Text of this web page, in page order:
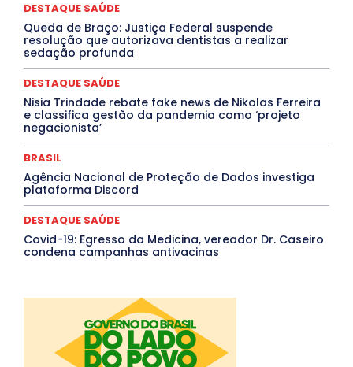
Santa Catarina
Saúde Agora
SEGURANÇA
Soltando o Verbo
TÁ FROID?
TEATRO TECNOLOGIA
Tocantins
DESTAQUE SAÚDE
Queda de Braço: Justiça Federal suspende
resolução que autorizava dentistas a realizar
sedação profunda
DESTAQUE SAÚDE
Nisia Trindade rebate fake news de Nikolas Ferreira
e classifica gestão da pandemia como ‘projeto
negacionista’
BRASIL
Agência Nacional de Proteção de Dados investiga
plataforma Discord
DESTAQUE SAÚDE
Covid-19: Egresso da Medicina, vereador Dr. Caseiro
condena campanhas antivacinas